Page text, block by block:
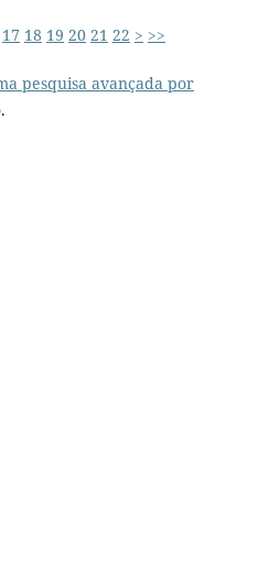
17 18 19 20 21 22 > >>
pesquisa avançada por